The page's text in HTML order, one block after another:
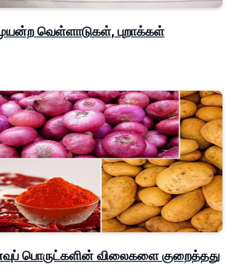
வெள்ளாடுகள், புறாக்கள்
பொருட்களின் விலைகளை குறைத்தது